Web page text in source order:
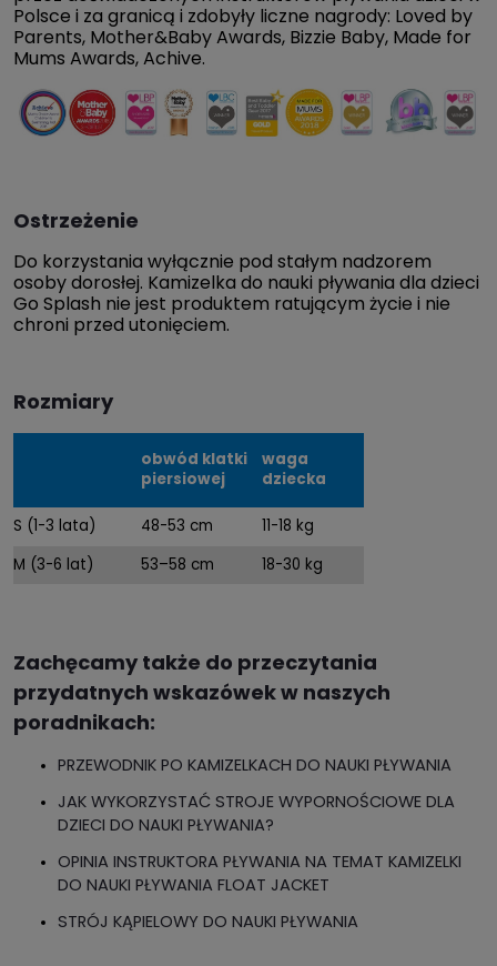
Polsce i za granicą i zdobyły liczne nagrody: Loved by
Parents, Mother&Baby Awards, Bizzie Baby, Made for
Mums Awards, Achive.
Ostrzeżenie
Do korzystania wyłącznie pod stałym nadzorem
osoby dorosłej. Kamizelka do nauki pływania dla dzieci
Go Splash nie jest produktem ratującym życie i nie
chroni przed utonięciem.
Rozmiary
obwód klatki
piersiowej
waga
dziecka
S (1-3 lata) 48-53 cm
11-18 kg
M (3-6 lat)
53–58 cm 18-30 kg
Zachęcamy także do przeczytania
przydatnych wskazówek w naszych
poradnikach:
PRZEWODNIK PO KAMIZELKACH DO NAUKI PŁYWANIA
JAK WYKORZYSTAĆ STROJE WYPORNOŚCIOWE DLA
DZIECI DO NAUKI PŁYWANIA?
OPINIA INSTRUKTORA PŁYWANIA NA TEMAT KAMIZELKI
DO NAUKI PŁYWANIA FLOAT JACKET
STRÓJ KĄPIELOWY DO NAUKI PŁYWANIA